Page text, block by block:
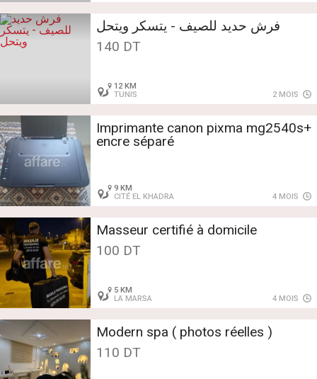
فرش حديد للصيف - يتسكر ويتحل
140 DT
12 KM
TUNIS
2 MOIS
Imprimante canon pixma mg2540s+
encre séparé
9 KM
CITÉ EL KHADRA
4 MOIS
Masseur certifié à domicile
100 DT
5 KM
LA MARSA
4 MOIS
Modern spa ( photos réelles )
110 DT